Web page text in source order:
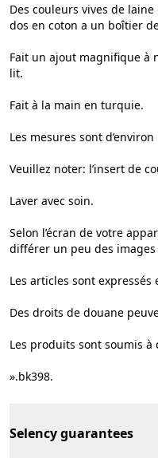
Des couleurs vives de
dos en coton a un boîtier
Fait un ajout magnifique à
lit.
Fait à la main en turquie.
Les mesures sont
Veuillez noter: l’insert de
Laver avec soin.
Selon l’écran de votre
différer un peu des
Les articles sont expressés
Des droits de douane
Les produits sont soumis
».bk398.
Selency guarantees